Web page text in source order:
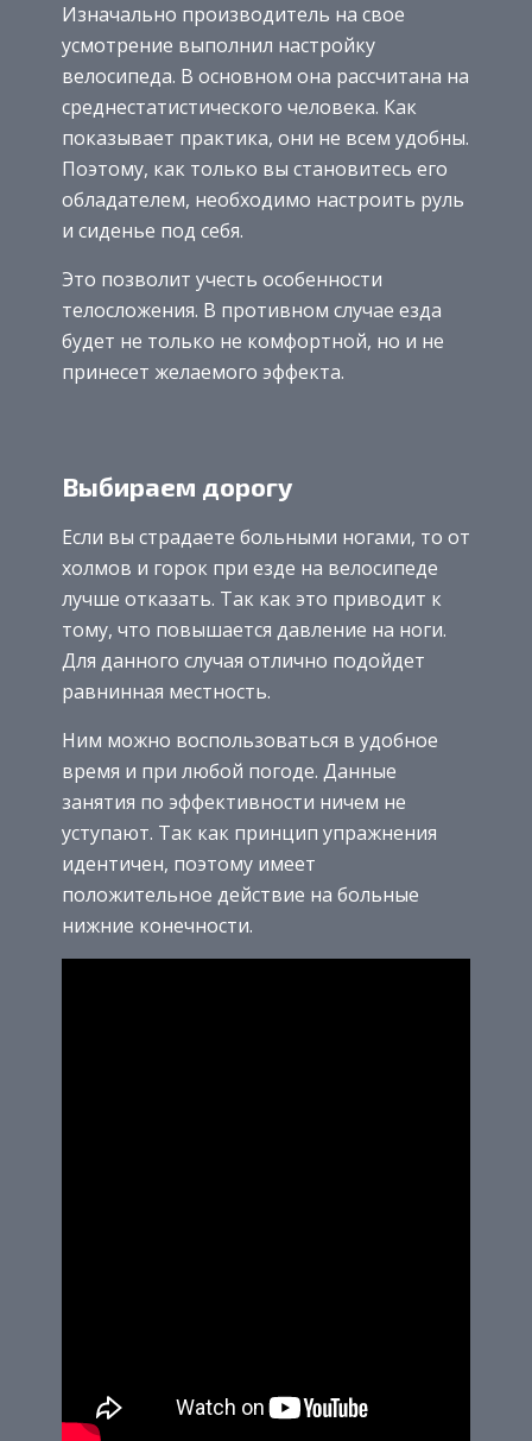
Изначально производитель на свое
усмотрение выполнил настройку
велосипеда. В основном она рассчитана на
среднестатистического человека. Как
показывает практика, они не всем удобны.
Поэтому, как только вы становитесь его
обладателем, необходимо настроить руль
и сиденье под себя.
Это позволит учесть особенности
телосложения. В противном случае езда
будет не только не комфортной, но и не
принесет желаемого эффекта.
Выбираем дорогу
Если вы страдаете больными ногами, то от
холмов и горок при езде на велосипеде
лучше отказать. Так как это приводит к
тому, что повышается давление на ноги.
Для данного случая отлично подойдет
равнинная местность.
Ним можно воспользоваться в удобное
время и при любой погоде. Данные
занятия по эффективности ничем не
уступают. Так как принцип упражнения
идентичен, поэтому имеет
положительное действие на больные
нижние конечности.